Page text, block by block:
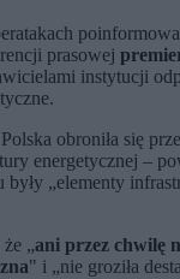
prasowej
instytucji
obroniła się
energetycznej –
były „elementy
„ani przez chwilę
" i „nie groziła